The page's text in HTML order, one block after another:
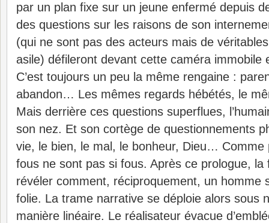
par un plan fixe sur un jeune enfermé depuis
des questions sur les raisons de son
(qui ne sont pas des acteurs mais de
asile) défileront devant cette caméra immobile
C’est toujours un peu la même rengaine :
abandon… Les mêmes regards hébétés, le
Mais derrière ces questions superflues,
son nez. Et son cortège de questionnements
vie, le bien, le mal, le bonheur, Dieu… Comme
fous ne sont pas si fous. Après ce prologue, la
révéler comment, réciproquement, un homme
folie. La trame narrative se déploie alors sous
manière linéaire. Le réalisateur évacue